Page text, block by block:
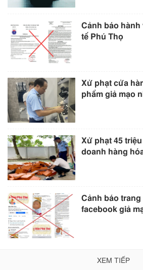
Cảnh báo hành
tế Phú Thọ
Xử phạt cửa
phẩm giả mạo
Xử phạt 45
doanh hàng
Cảnh báo
facebook giả
XEM TIẾP